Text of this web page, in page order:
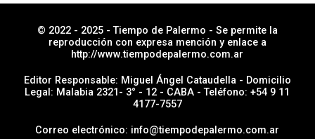
e
c
© 2022 - 2025 - Tiempo de Palermo - Se permite la
reproducción con expresa mención y enlace a
http://www.tiempodepalermo.com.ar
Editor Responsable: Miguel Ángel Cataudella - Domicilio
Legal: Malabia 2321- 3° - 12 - CABA - Teléfono: +54 9 11
4177-7557
Correo electrónico: info@tiempodepalermo.com.ar